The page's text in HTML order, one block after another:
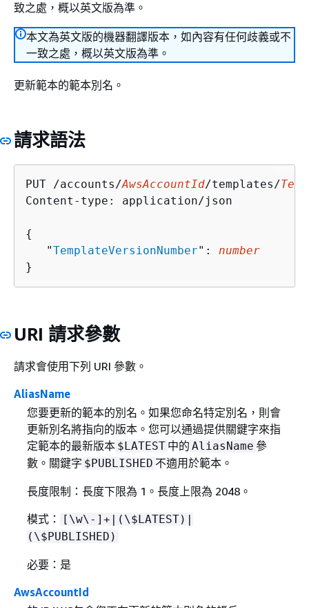
致之處，概以英文版為準。
本文為英文版的機器翻譯版本，如內容有任何歧義或不
一致之處，概以英文版為準。
更新範本的範本別名。
請求語法
PUT /accounts/AwsAccountId/templates/
Content-type: application/json
{
   "
TemplateVersionNumber": number
}
URI 請求參數
請求會使用下列 URI 參數。
AliasName
您要更新的範本的別名。如果您命名特定別名，則會
更新別名將指向的版本。您可以通過提供關鍵字來指
定範本的最新版本 $LATEST 中的 AliasName 參
數。關鍵字 $PUBLISHED 不適用於範本。
長度限制：長度下限為 1。長度上限為 2048。
模式：
[\w\-]+|(\$LATEST)|
(\$PUBLISHED)
必要：是
AwsAccountId